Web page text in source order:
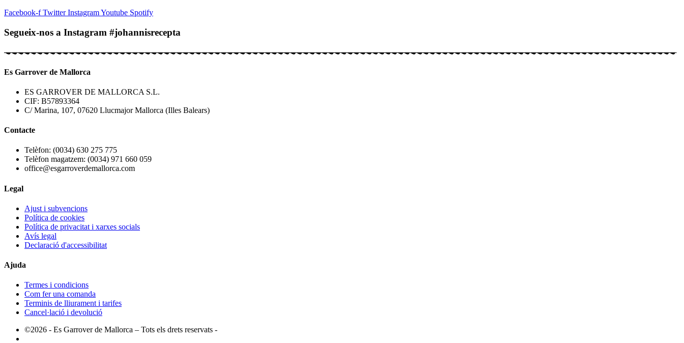
Facebook-f Twitter InstagramYoutube Spotify
Segueix-nos a Instagram #johannisrecepta
Es Garrover de Mallorca
ES GARROVER DE MALLORCA S.L.
CIF: B57893364
C/ Marina, 107, 07620 Llucmajor Mallorca (Illes Balears)
Contacte
Telèfon: (0034) 630 275 775
Telèfon magatzem: (0034) 971 660 059
office@esgarroverdemallorca.com
Legal
Ajust i subvencions
Política de cookies
Política de privacitat i xarxes socials
Avís legal
Declaració d'accessibilitat
Ajuda
Termes i condicions
Com fer una comanda
Terminis de lliurament i tarifes
Cancel·lació i devolució
©2026 - Es Garrover de Mallorca – Tots els drets reservats -